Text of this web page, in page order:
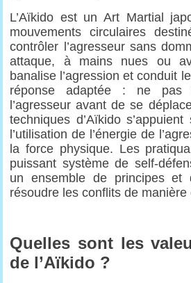
L’Aïkido est un Art Martial
mouvements circulaires
contrôler l’agresseur sans
attaque, à mains nues ou
banalise l’agression et conduit
réponse adaptée : ne
l’agresseur avant de se
techniques d’Aïkido
l’utilisation de l’énergie de
la force physique. Les
puissant système de self-
un ensemble de principes et
résoudre les conflits de
Quelles sont les
de l’Aïkido ?